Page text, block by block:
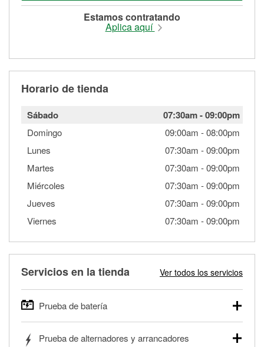
Estamos contratando
Aplica aquí
Horario de tienda
Sábado 07:30am-09:00pm
Domingo 09:00am -08:00pm
Lunes
07:30am -09:00pm
Martes
07:30am -09:00pm
Miércoles
07:30am -09:00pm
Jueves
07:30am -09:00pm
Viernes
07:30am -09:00pm
Servicios en la tienda Ver todos los servicios
Prueba de batería
autos, camionetas, SUVs, vehículos comerciales y
Prueba de alternadores y arrancadores